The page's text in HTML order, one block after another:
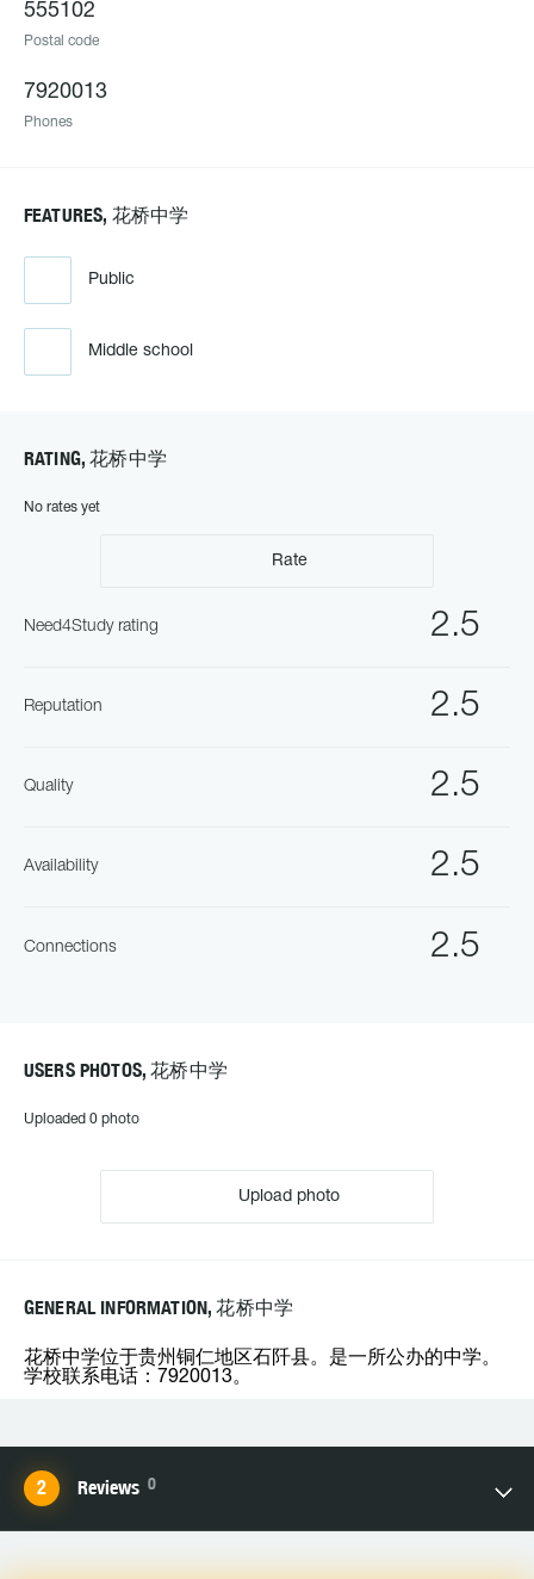
555102
Postal code
7920013
Phones
FEATURES, 花桥中学
Public
Middle school
RATING, 花桥中学
No rates yet
Rate
2.5
Need4Study rating
2.5
Reputation
2.5
Quality
2.5
Availability
2.5
Connections
USERS PHOTOS, 花桥中学
Uploaded 0 photo
Upload photo
GENERAL INFORMATION, 花桥中学
花桥中学位于贵州铜仁地区石阡县。是一所公办的中学。
学校联系电话：7920013。
Reviews 0